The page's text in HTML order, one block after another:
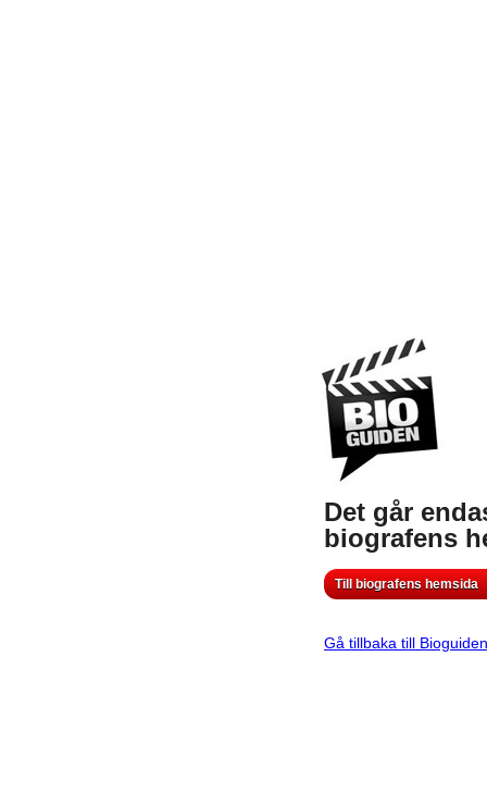
Det går
biografens
Till biografens hemsida
Gå tillbaka till Bioguiden